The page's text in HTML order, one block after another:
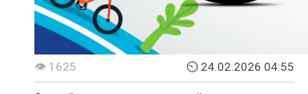
👁 1625 ⏲ 24.02.2026 04:55